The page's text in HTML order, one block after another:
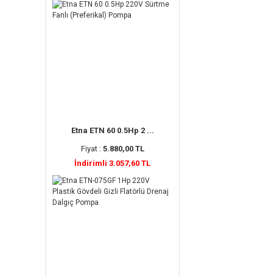
Etna ETN 60 0.5Hp 2 ...
Fiyat : 5.880,00 TL
İndirimli 3.057,60 TL